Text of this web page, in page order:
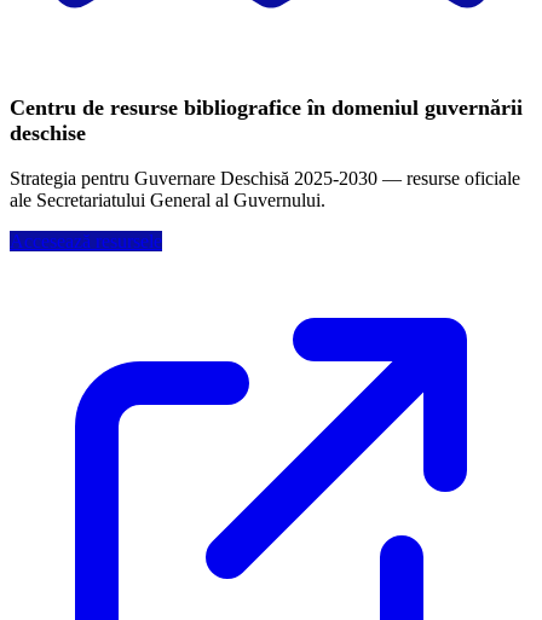
Centru de resurse bibliografice în domeniul guvernării
deschise
Strategia pentru Guvernare Deschisă 2025-2030 — resurse oficiale
ale Secretariatului General al Guvernului.
Accesează resursele